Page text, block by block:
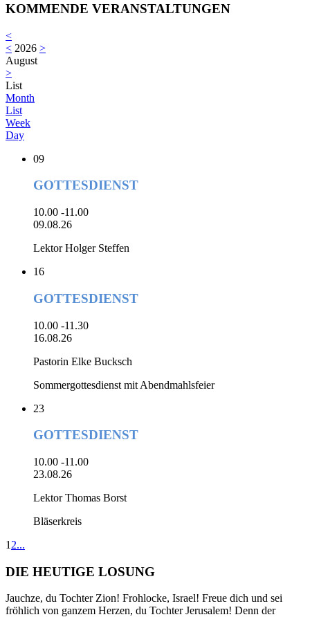
KOMMENDE VERANSTALTUNGEN
<
< 2026 >
August
>
List
Month
List
Week
Day
09
GOTTESDIENST
10.00 -11.00
09.08.26
Lektor Holger Steffen
16
GOTTESDIENST
10.00 -11.30
16.08.26
Pastorin Elke Bucksch
Sommergottesdienst mit Abendmahlsfeier
23
GOTTESDIENST
10.00 -11.00
23.08.26
Lektor Thomas Borst
Bläserkreis
1 2...
DIE HEUTIGE LOSUNG
Jauchze, du Tochter Zion! Frohlocke, Israel! Freue dich und sei
fröhlich von ganzem Herzen, du Tochter Jerusalem! Denn der